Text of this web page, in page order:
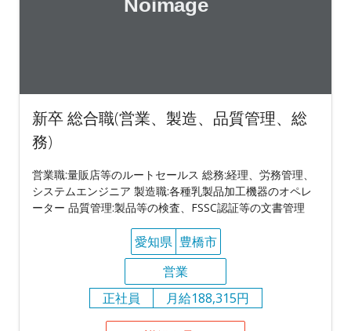
新卒 総合職(営業、製造、品質管理、総
務)
営業職:量販店等のルートセールス 総務:経理、労務管理、
システムエンジニア 製造職:各種乳製品加工機器のオペレ
ーター 品質管理:製品等の検査、FSSC認証等の文書管理
愛知県 豊橋市
営業
正社員
月給188,315円